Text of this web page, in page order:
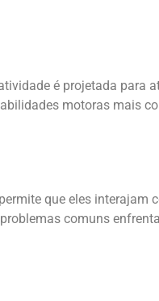
é projetada para
motoras mais
que eles interajam
comuns